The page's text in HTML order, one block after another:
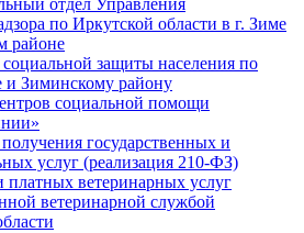
отдел Управления
по Иркутской области в г. Зиме
районе
защиты населения по
и Зиминскому району
социальной помощи
государственных и
услуг (реализация 210-ФЗ)
платных ветеринарных услуг
ветеринарной службой